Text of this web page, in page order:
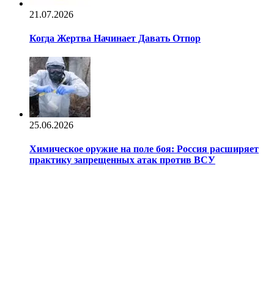
21.07.2026
Когда Жертва Начинает Давать Отпор
25.06.2026
Химическое оружие на поле боя: Россия расширяет
практику запрещенных атак против ВСУ